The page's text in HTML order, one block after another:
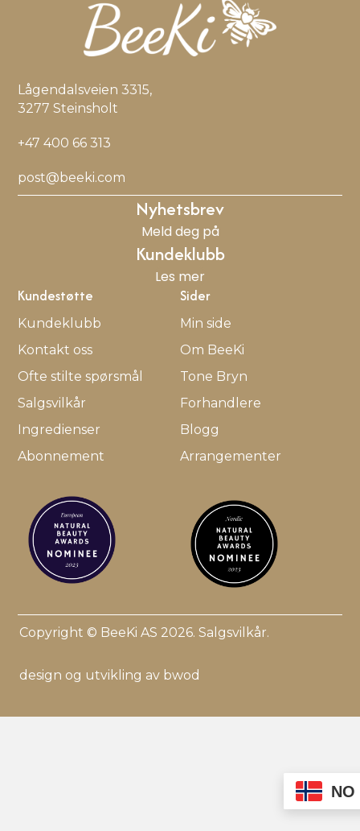
Lågendalsveien 3315,
3277 Steinsholt
+47 400 66 313
post@beeki.com
Nyhetsbrev
Meld deg på
Kundeklubb
Les mer
Kundestøtte
Kundeklubb
Kontakt oss
Ofte stilte spørsmål
Salgsvilkår
Ingredienser
Abonnement
Sider
Min side
Om BeeKi
Tone Bryn
Forhandlere
Blogg
Arrangementer
Copyright © BeeKi AS 2026. Salgsvilkår.
design og utvikling av bwod
NO